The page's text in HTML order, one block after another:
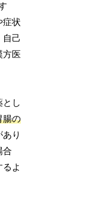
症状
自己
方医
とし
腸の
り
合
よ